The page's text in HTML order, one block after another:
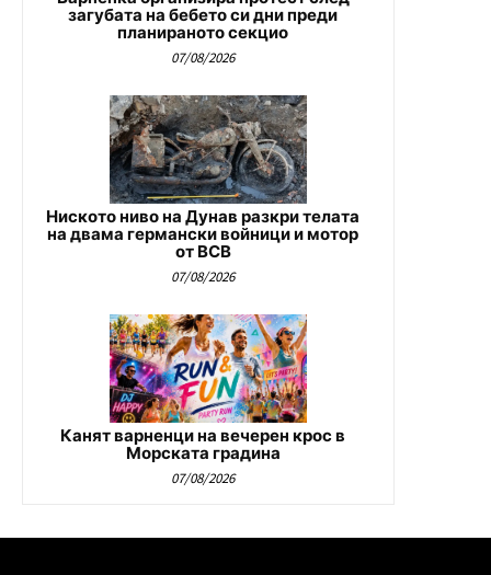
загубата на бебето си дни преди
планираното секцио
07/08/2026
Ниското ниво на Дунав разкри телата
на двама германски войници и мотор
от ВСВ
07/08/2026
Канят варненци на вечерен крос в
Морската градина
07/08/2026